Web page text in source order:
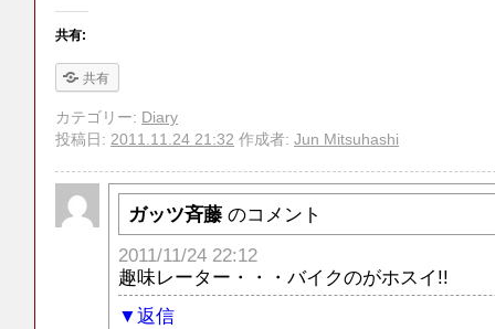
共有:
共有
カテゴリー: Diary
投稿日: 2011.11.24 21:32 作成者: Jun Mitsuhashi
ガッツ斉藤 のコメント
2011/11/24 22:12
趣味レーター・・・バイクのがホスイ!!
返信